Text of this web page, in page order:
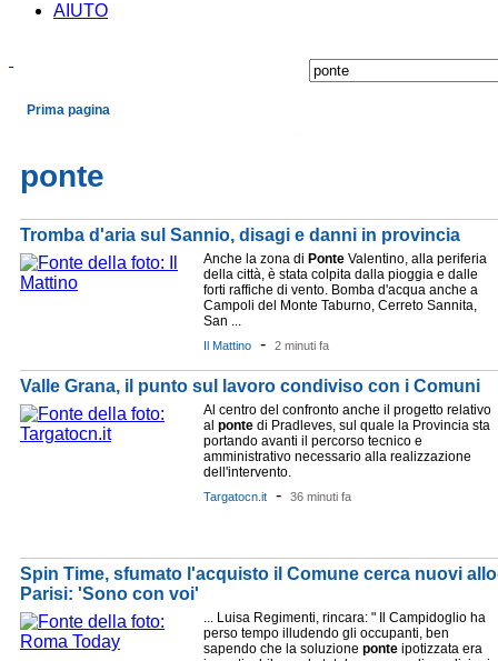
AIUTO
Prima pagina
ponte
Tromba d'aria sul Sannio, disagi e danni in provincia
Anche la zona di Ponte Valentino, alla periferia
della città, è stata colpita dalla pioggia e dalle
forti raffiche di vento. Bomba d'acqua anche a
Campoli del Monte Taburno, Cerreto Sannita,
San ...
Il Mattino - 2 minuti fa
Valle Grana, il punto sul lavoro condiviso con i Comuni
Al centro del confronto anche il progetto relativo
al ponte di Pradleves, sul quale la Provincia sta
portando avanti il percorso tecnico e
amministrativo necessario alla realizzazione
dell'intervento.
Targatocn.it - 36 minuti fa
Spin Time, sfumato l'acquisto il Comune cerca nuovi
Parisi: 'Sono con voi'
... Luisa Regimenti, rincara: " Il Campidoglio ha
perso tempo illudendo gli occupanti, ben
sapendo che la soluzione ponte ipotizzata era